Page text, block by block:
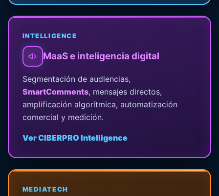
INTELLIGENCE
MaaS e inteligencia digital
Segmentación de audiencias,
SmartComments, mensajes directos,
amplificación algorítmica, automatización
comercial y medición.
Ver CIBERPRO Intelligence
MEDIATECH